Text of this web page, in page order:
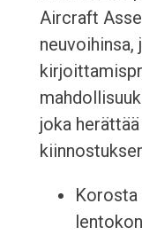
Aircraft
joka
Korosta